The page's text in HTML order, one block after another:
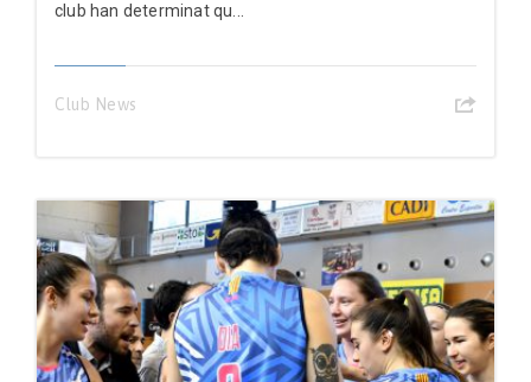
club han determinat qu...
Club News